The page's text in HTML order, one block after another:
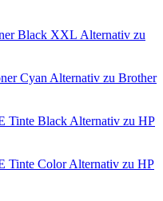
Alternativ zu
Alternativ zu Brother
Alternativ zu HP
Alternativ zu HP